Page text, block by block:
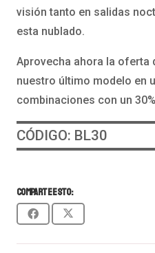
visión tanto en salidas
esta nublado.
Aprovecha ahora la oferta
nuestro último modelo en
combinaciones con un
CÓDIGO: BL30
Comparte esto: